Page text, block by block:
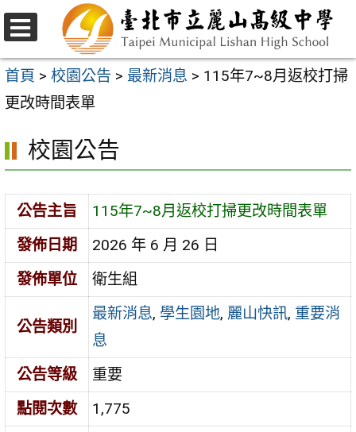
跳
至
主
要
容
區
選
單
首頁 > 校園公告 > 最新消息 > 115年7~8月返校打掃
更改時間表單
校園公告
公告主旨
115年7~8月返校打掃更改時間表單
發佈日期
2026 年 6 月 26 日
發佈單位
衛生組
公告類別
最新消息, 學生園地, 麗山快訊, 重要消
息
公告等級
重要
點閱次數
1,775